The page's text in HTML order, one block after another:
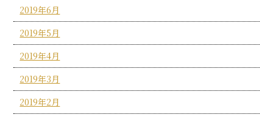
2019年6月
2019年5月
2019年4月
2019年3月
2019年2月